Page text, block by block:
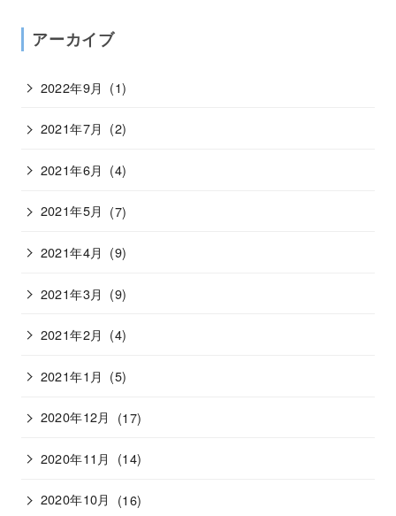
アーカイブ
2022年9月 (1)
2021年7月 (2)
2021年6月 (4)
2021年5月 (7)
2021年4月 (9)
2021年3月 (9)
2021年2月 (4)
2021年1月 (5)
2020年12月 (17)
2020年11月 (14)
2020年10月 (16)